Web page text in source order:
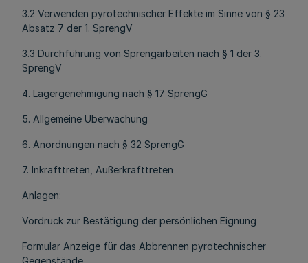
3.2 Verwenden pyrotechnischer Effekte im Sinne von § 23
Absatz 7 der 1. SprengV
3.3 Durchführung von Sprengarbeiten nach § 1 der 3.
SprengV
4. Lagergenehmigung nach § 17 SprengG
5. Allgemeine Überwachung
6. Anordnungen nach § 32 SprengG
7. Inkrafttreten, Außerkrafttreten
Anlagen:
Vordruck zur Bestätigung der persönlichen Eignung
Formular Anzeige für das Abbrennen pyrotechnischer
Gegenstände